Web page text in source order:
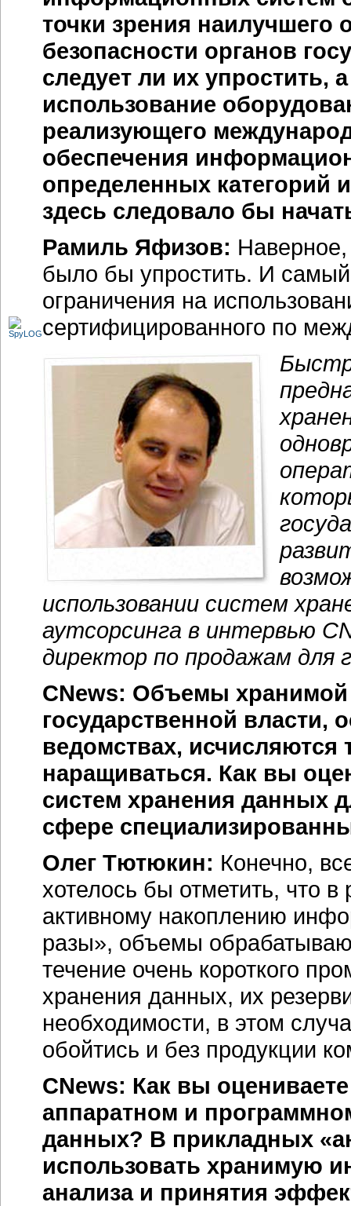
точки зрения
безопасности органов
следует ли их упростить,
использование
реализующего
обеспечения
определенных категорий
здесь следовало бы
Рамиль Яфизов:
было бы упростить. И
ограничения на
сертифицированного по
использовании систем
аутсорсинга в интервью
директор по продажам для
CNews: Объемы
государственной
ведомствах,
наращиваться. Как вы
систем хранения данных
сфере
Олег Тютюкин: Конечно,
хотелось бы отметить, что
активному накоплению
разы», объемы
течение очень короткого
хранения данных, их
необходимости, в этом
обойтись и без продукции
CNews: Как вы
аппаратном и
данных? В прикладных
использовать хранимую
анализа и принятия